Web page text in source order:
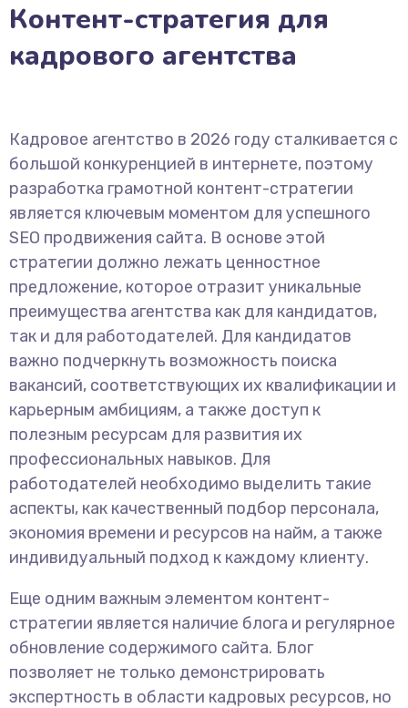
Контент-стратегия для
кадрового агентства
Кадровое агентство в 2026 году сталкивается с
большой конкуренцией в интернете, поэтому
разработка грамотной контент-стратегии
является ключевым моментом для успешного
SEO продвижения сайта. В основе этой
стратегии должно лежать ценностное
предложение, которое отразит уникальные
преимущества агентства как для кандидатов,
так и для работодателей. Для кандидатов
важно подчеркнуть возможность поиска
вакансий, соответствующих их квалификации и
карьерным амбициям, а также доступ к
полезным ресурсам для развития их
профессиональных навыков. Для
работодателей необходимо выделить такие
аспекты, как качественный подбор персонала,
экономия времени и ресурсов на найм, а также
индивидуальный подход к каждому клиенту.
Еще одним важным элементом контент-
стратегии является наличие блога и регулярное
обновление содержимого сайта. Блог
позволяет не только демонстрировать
экспертность в области кадровых ресурсов, но